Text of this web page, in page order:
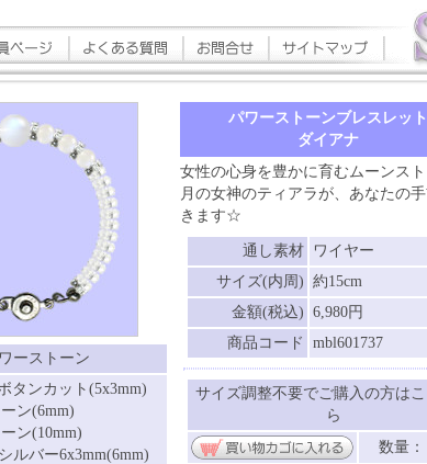
ーストーン
タンカット(5x3mm)
ン(6mm)
ン(10mm)
ルバー6x3mm(6mm)
パワーストーンブレスレット
ダイアナ
女性の心身を豊かに育むムーンス
月の女神のティアラが、あなたの
きます☆
通し素材
ワイヤー
サイズ(内周) 約15cm
金額(税込) 6,980円
商品コード
mbl601737
サイズ調整不要でご購入の方は
ら
数量